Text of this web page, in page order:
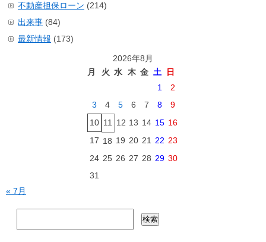
不動産担保ローン (214)
出来事 (84)
最新情報 (173)
2026年8月
月
火 水 木 金 土
日
1
2
3
4 5 6 7 8
9
10 11 12 13 14 15 16
17 18 19 20 21 22 23
24 25 26 27 28 29 30
31
« 7月
検